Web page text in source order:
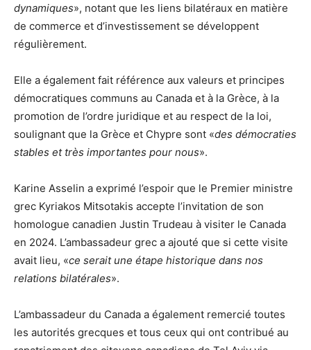
dynamiques», notant que les liens bilatéraux en matière
de commerce et d’investissement se développent
régulièrement.
Elle a également fait référence aux valeurs et principes
démocratiques communs au Canada et à la Grèce, à la
promotion de l’ordre juridique et au respect de la loi,
soulignant que la Grèce et Chypre sont «des démocraties
stables et très importantes pour nous».
Karine Asselin a exprimé l’espoir que le Premier ministre
grec Kyriakos Mitsotakis accepte l’invitation de son
homologue canadien Justin Trudeau à visiter le Canada
en 2024. L’ambassadeur grec a ajouté que si cette visite
avait lieu, «ce serait une étape historique dans nos
relations bilatérales».
L’ambassadeur du Canada a également remercié toutes
les autorités grecques et tous ceux qui ont contribué au